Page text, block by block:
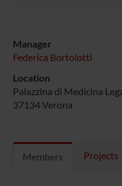
Manager
Federica Bortolotti
Location
Palazzina di Medicina
37134 Verona
Members Projects